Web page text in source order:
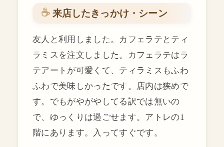
来店したきっかけ・シーン
友人と利用しました。カフェラテとティ
ラミスを注文しました。カフェラテはラ
テアートが可愛くて、ティラミスもふわ
ふわで美味しかったです。店内は狭めで
す。でもがやがやしてる訳では無いの
で、ゆっくりは過ごせます。アトレの1
階にあります。入ってすぐです。